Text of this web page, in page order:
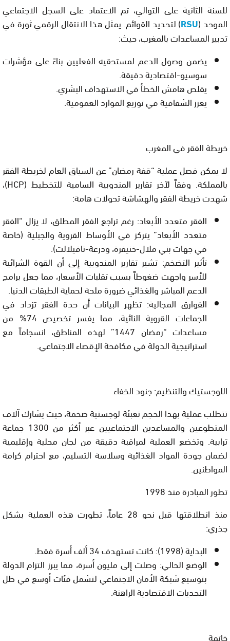
للسنة الثانية على التوالي، تم الاعتماد على السجل الاجتماعي
الموحد (RSU
)لتحديد القوائم. يمثل هذا الانتقال الرقمي ثورة في
تدبير المساعدات بالمغرب، حيث:
يضمن وصول الدعم لمستحقيه الفعليين بناءً على مؤشرات
سوسيو-اقتصادية دقيقة.
يقلص هامش الخطأ في الاستهداف البشري.
يعزز الشفافية في توزيع الموارد العمومية.
خريطة الفقر في المغرب
لا يمكن فصل عملية “قفة رمضان” عن السياق العام لخريطة الفقر
بالمملكة. وفقاً لآخر تقارير المندوبية السامية للتخطيط (HCP
)،
شهدت خريطة الفقر والهشاشة تحولات هامة:
الفقر متعدد الأبعاد: رغم تراجع الفقر المطلق، لا يزال “الفقر
متعدد الأبعاد” يتركز في الأوساط القروية والجبلية (خاصة
في جهات بني ملال-خنيفرة، ودرعة-تافيلالت).
تأثير التضخم: تشير تقارير المندوبية إلى أن القوة الشرائية
للأسر واجهت ضغوطاً بسبب تقلبات الأسعار، مما جعل برامج
الدعم المباشر والغذائي ضرورة ملحة لحماية الطبقات الدنيا.
الفوارق المجالية: تظهر البيانات أن حدة الفقر تزداد في
الجماعات القروية النائية، مما يفسر تخصيص 74% من
مساعدات “رمضان 1447” لهذه المناطق، انسجاماً مع
استراتيجية الدولة في مكافحة الإقصاء الاجتماعي.
اللوجستيك والتنظيم: جنود الخفاء
تتطلب عملية بهذا الحجم تعبئة لوجستية ضخمة، حيث يشارك آلاف
المتطوعين والمساعدين الاجتماعيين عبر أكثر من
1300 جماعة
ترابية. وتخضع العملية لمراقبة دقيقة من لجان محلية وإقليمية
لضمان جودة المواد الغذائية وسلاسة التسليم، مع احترام كرامة
المواطنين.
تطور المبادرة منذ 1998
منذ انطلاقتها قبل نحو 28 عاماً، تطورت هذه العملية بشكل
جذري:
البداية (1998):
كانت تستهدف 34 ألف أسرة فقط.
الوضع الحالي: وصلت إلى مليون أسرة، مما يبرز التزام الدولة
بتوسيع شبكة الأمان الاجتماعي لتشمل فئات أوسع في ظل
التحديات الاقتصادية الراهنة.
خاتمة